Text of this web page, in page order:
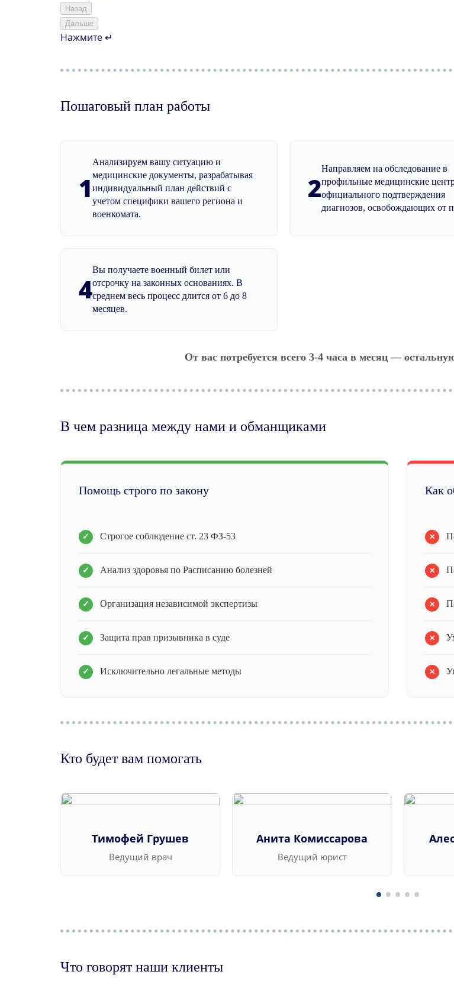
Назад
Дальше
Нажмите ↵
Пошаговый план работы
1
Анализируем вашу ситуацию и
медицинские документы, разрабатывая
индивидуальный план действий с
учетом специфики вашего региона и
военкомата.
2
Направляем на обследование в
профильные медицинские
официального подтверждения
диагнозов, освобождающих от
4
Вы получаете военный билет или
отсрочку на законных основаниях. В
среднем весь процесс длится от 6 до 8
месяцев.
От вас потребуется всего 3-4 часа в месяц —
В чем разница между нами и обманщиками
Помощь строго по закону
Строгое соблюдение ст. 23 ФЗ-53
Анализ здоровья по Расписанию болезней
Организация независимой экспертизы
Защита прав призывника в суде
Исключительно легальные методы
Как
Кто будет вам помогать
Тимофей Грушев
Ведущий врач
Анита Комиссарова
Ведущий юрист
Что говорят наши клиенты